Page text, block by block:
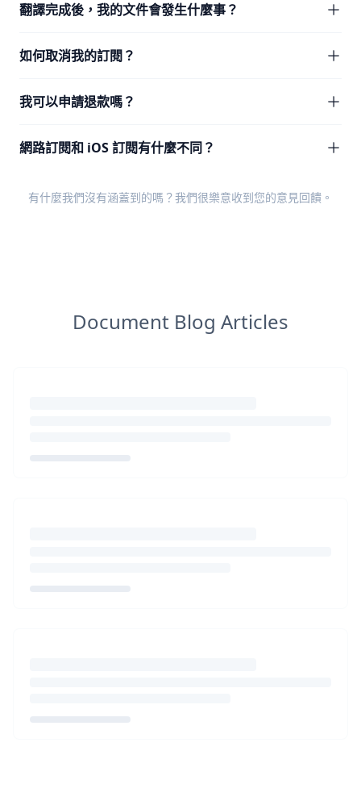
翻譯完成後，我的文件會發生什麼事？
如何取消我的訂閱？
我可以申請退款嗎？
網路訂閱和 iOS 訂閱有什麼不同？
有什麼我們沒有涵蓋到的嗎？我們很樂意收到您的意見回饋 。
Document Blog Articles